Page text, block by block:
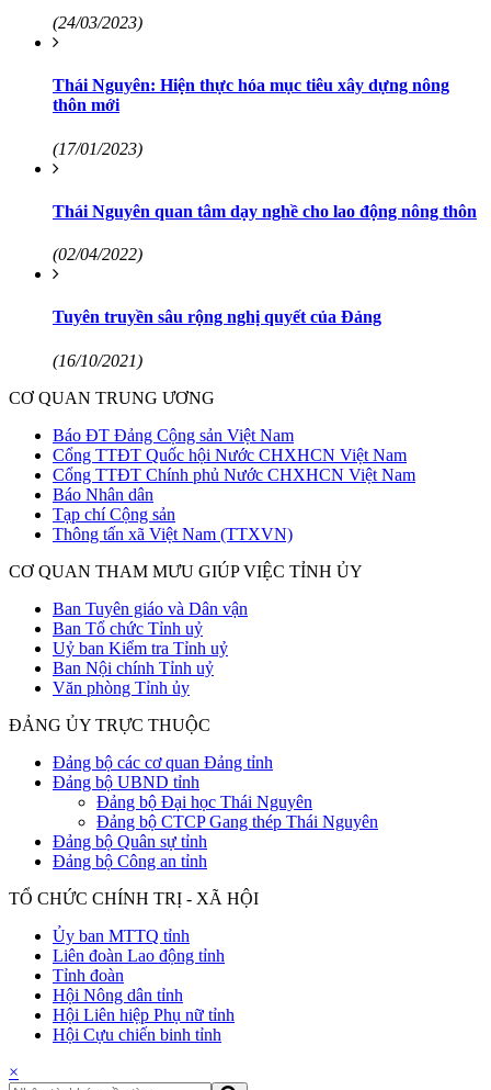
(24/03/2023)
Thái Nguyên: Hiện thực hóa mục tiêu xây dựng nông
thôn mới
(17/01/2023)
Thái Nguyên quan tâm dạy nghề cho lao động nông thôn
(02/04/2022)
Tuyên truyền sâu rộng nghị quyết của Đảng
(16/10/2021)
CƠ QUAN TRUNG ƯƠNG
Báo ĐT Đảng Cộng sản Việt Nam
Cổng TTĐT Quốc hội Nước CHXHCN Việt Nam
Cổng TTĐT Chính phủ Nước CHXHCN Việt Nam
Báo Nhân dân
Tạp chí Cộng sản
Thông tấn xã Việt Nam (TTXVN)
CƠ QUAN THAM MƯU GIÚP VIỆC TỈNH ỦY
Ban Tuyên giáo và Dân vận
Ban Tổ chức Tỉnh uỷ
Uỷ ban Kiểm tra Tỉnh uỷ
Ban Nội chính Tỉnh uỷ
Văn phòng Tỉnh ủy
ĐẢNG ỦY TRỰC THUỘC
Đảng bộ các cơ quan Đảng tỉnh
Đảng bộ UBND tỉnh
Đảng bộ Đại học Thái Nguyên
Đảng bộ CTCP Gang thép Thái Nguyên
Đảng bộ Quân sự tỉnh
Đảng bộ Công an tỉnh
TỔ CHỨC CHÍNH TRỊ - XÃ HỘI
Ủy ban MTTQ tỉnh
Liên đoàn Lao động tỉnh
Tỉnh đoàn
Hội Nông dân tỉnh
Hội Liên hiệp Phụ nữ tỉnh
Hội Cựu chiến binh tỉnh
×